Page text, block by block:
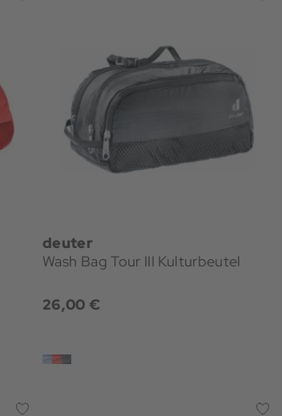
deuter
Wash Bag Tour III Kulturbeutel
26,00 €